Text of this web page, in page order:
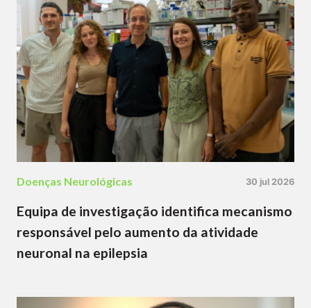
Doenças Neurológicas 30 jul 2026
Equipa de investigação identifica mecanismo
responsável pelo aumento da atividade
neuronal na epilepsia